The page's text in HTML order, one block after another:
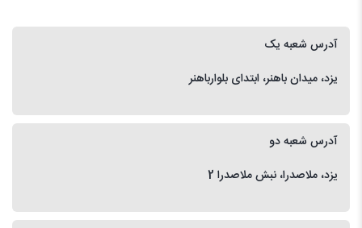
آدرس شعبه یک
یزد، میدان باهنر، ابتدای بلوارباهنر
آدرس شعبه دو
یزد، ملاصدرا، نبش ملاصدرا 2